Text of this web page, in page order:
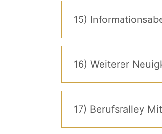
15)
17) Berufsralley